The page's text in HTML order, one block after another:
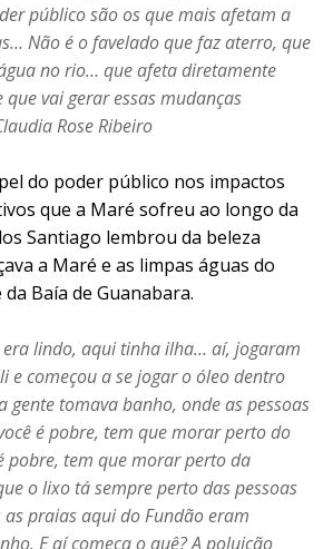
público são os que mais afetam a
Não é o favelado que faz aterro, que
no rio… que afeta diretamente
que vai gerar essas mudanças
Rose Ribeiro
do poder público nos impactos
que a Maré sofreu ao longo da
Santiago lembrou da beleza
a Maré e as limpas águas do
Baía de Guanabara.
era lindo, aqui tinha ilha… aí, jogaram
e começou a se jogar o óleo dentro
gente tomava banho, onde as pessoas
é pobre, tem que morar perto do
pobre, tem que morar perto da
o lixo tá sempre perto das pessoas
praias aqui do Fundão eram
E aí começa o quê? A poluição